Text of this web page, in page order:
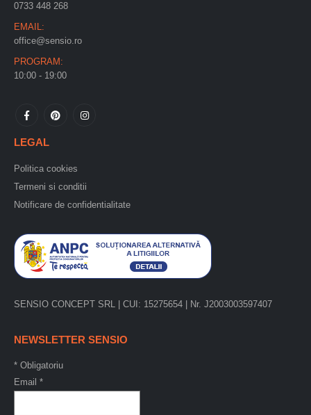
0733 448 268
EMAIL:
office@sensio.ro
PROGRAM:
10:00 - 19:00
LEGAL
Politica cookies
Termeni si conditii
Notificare de confidentialitate
SENSIO CONCEPT SRL | CUI: 15275654 | Nr. J2003003597407
NEWSLETTER SENSIO
* Obligatoriu
Email *